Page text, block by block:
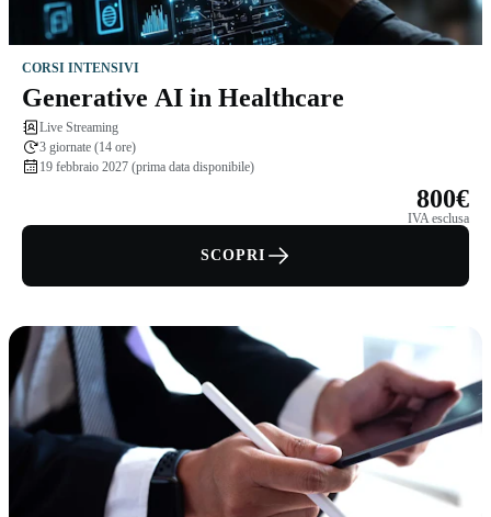
CORSI INTENSIVI
Generative AI in Healthcare
Live Streaming
3 giornate (14 ore)
19 febbraio 2027 (prima data disponibile)
800€
IVA esclusa
SCOPRI